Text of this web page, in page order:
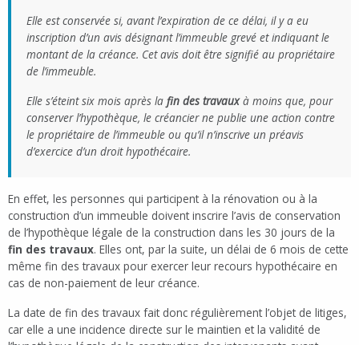
Elle est conservée si, avant l’expiration de ce délai, il y a eu
inscription d’un avis désignant l’immeuble grevé et indiquant le
montant de la créance. Cet avis doit être signifié au propriétaire
de l’immeuble.
Elle s’éteint six mois après la fin des travauxà moins que, pour
conserver l’hypothèque, le créancier ne publie une action contre
le propriétaire de l’immeuble ou qu’il n’inscrive un préavis
d’exercice d’un droit hypothécaire.
En effet, les personnes qui participent à la rénovation ou à la
construction d’un immeuble doivent inscrire l’avis de conservation
de l’hypothèque légale de la construction dans les 30 jours de la
fin des travaux. Elles ont, par la suite, un délai de 6 mois de cette
même fin des travaux pour exercer leur recours hypothécaire en
cas de non-paiement de leur créance.
La date de fin des travaux fait donc régulièrement l’objet de litiges,
car elle a une incidence directe sur le maintien et la validité de